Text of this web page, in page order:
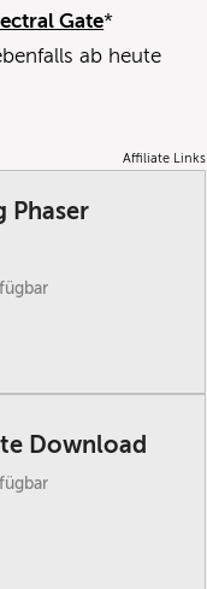
Gate*
ab heute
Affiliate Links
Phaser
Download